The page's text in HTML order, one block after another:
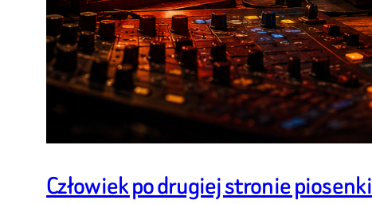
Człowiek po drugiej stronie piosenki